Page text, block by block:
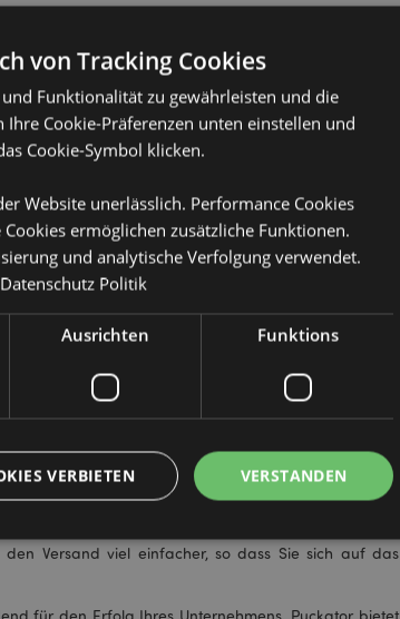
sind nicht alle Anbieter gleich. Einige bieten
und einen Anbieter finden, der Ihren
und Puckator zu einem der besten
an hochwertigen Produkten zu wettbewerbsfähigen
ein zuverlässiger Partner für viele E-Commerce-
und Geschenke. Unsere Produkte sind von
hervorragenden Wahl für Amazon FBA-Verkäufer
und Etikettierung bei Amazon auskennen. Das
diesen FBA-Service verkauft zu werden.
schnell und einfach direkt von unserem Lager zu den
der täglich mehrere Anhänger in FBA-Zentren in
der Bestellung bei uns und der Verfügbarkeit Ihrer
Versand viel einfacher, so dass Sie sich auf das
für den Erfolg Ihres Unternehmens. Puckator bietet
von Tracking Cookies
Funktionalität zu gewährleisten und die
Cookie-Präferenzen unten einstellen und
Cookie-Symbol klicken.
Website unerlässlich. Performance Cookies
ermöglichen zusätzliche Funktionen.
und analytische Verfolgung verwendet.
Datenschutz Politik
Ausrichten Funktions
VERSTANDEN
VERBIETEN